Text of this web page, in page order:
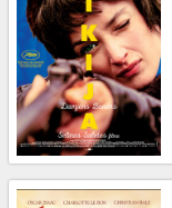
Dāvanu
kartes
Uzkodas
B2B